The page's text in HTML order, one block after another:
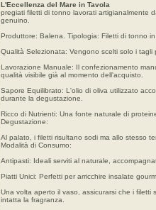
L'Eccellenza del Mare in Tavola
pregiati filetti di tonno lavorati artigianalmente
genuino.
Produttore: Balena. Tipologia: Filetti di tonno
Qualità Selezionata: Vengono scelti solo i
Lavorazione Manuale: Il confezionamento
qualità visibile già al momento dell'acquisto.
Sapore Equilibrato: L'olio di oliva utilizzato
durante la degustazione.
Ricco di Nutrienti: Una fonte naturale di
Degustazione:
Al palato, i filetti risultano sodi ma allo stesso
Modalità di Consumo:
Antipasti: Ideali serviti al naturale,
Piatti Unici: Perfetti per arricchire insalate
Una volta aperto il vaso, assicurarsi che i
intatta la fragranza.